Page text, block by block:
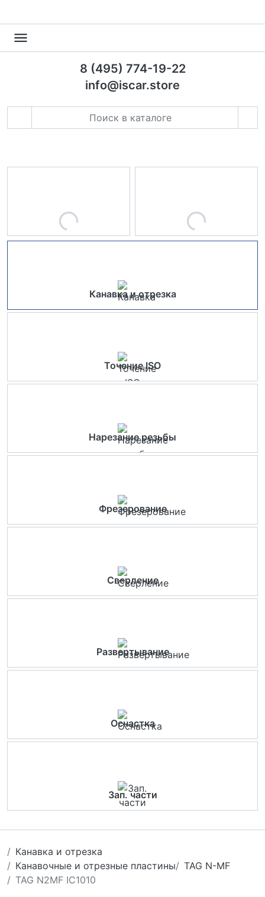
8 (495) 774-19-22
info@iscar.store
Канавка и отрезка
Точение ISO
Нарезание резьбы
Фрезерование
Сверление
Развертывание
Оснастка
Зап. части
Канавка и отрезка
Канавочные и отрезные пластины
TAG N-MF
TAG N2MF IC1010